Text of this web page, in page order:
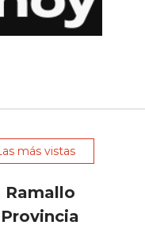
más vistas
Ramallo
Provincia